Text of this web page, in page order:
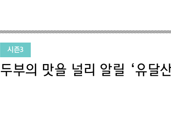
시즌3
두부의 맛을 널리 알릴 ‘유달